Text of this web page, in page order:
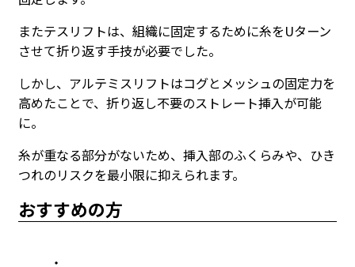
またテスリフトは、組織に固定するために糸をUターン
させて折り返す手技が必要でした。
しかし、アルテミスリフトはコグとメッシュの固定力を
高めたことで、折り返し不要のストレート挿入が可能
に。
糸が重なる部分がないため、挿入部のふくらみや、ひき
つれのリスクを最小限に抑えられます。
おすすめの方